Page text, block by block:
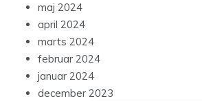
maj 2024
april 2024
marts 2024
februar 2024
januar 2024
december 2023